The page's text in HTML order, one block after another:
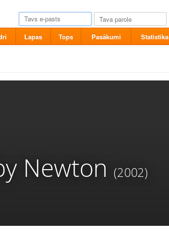
Lapas Tops Pasākumi Statistika
Newton (2002)